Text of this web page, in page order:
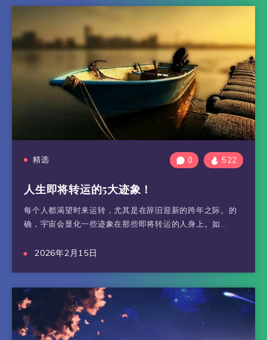
精选 0 522
人生即将转运的5大迹象！
每个人都渴望时来运转，尤其是在辞旧迎新的跨年之际。的
确，宇宙会显化一些迹象在那些即将转运的人身上。如…
2026年2月15日